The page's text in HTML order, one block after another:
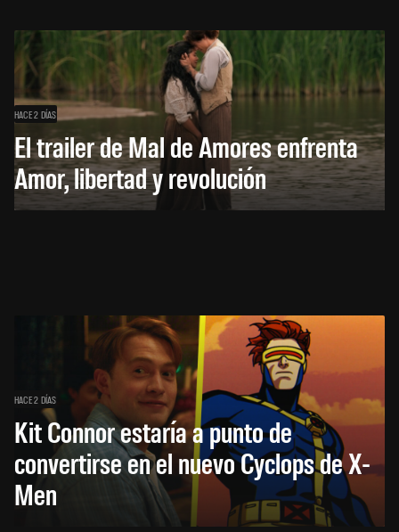
HACE 2 DÍAS
El trailer de Mal de Amores enfrenta
Amor, libertad y revolución
HACE 2 DÍAS
Kit Connor estaría a punto de
convertirse en el nuevo Cyclops de X-
Men